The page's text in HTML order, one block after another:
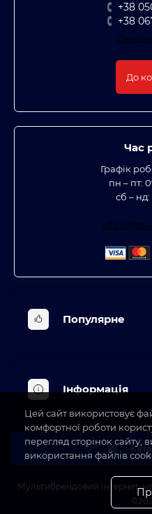
+38
+38
До
Час
Графік
пн – пт:
сб –
office@bt-
Популярне
Кліматична техніка
Аксесуари та насадки
Будинок, сад, город
Косметичні прилади
Інформація
Доставка
Про магазин
Блог
Мультибрендовий Інтернет-
Цей сайт використовує
комфортної роботи
перегляд сторінок сайту,
використання файлів